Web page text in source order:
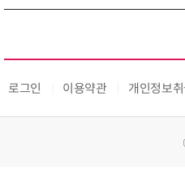
로그인 이용약관 개인정보